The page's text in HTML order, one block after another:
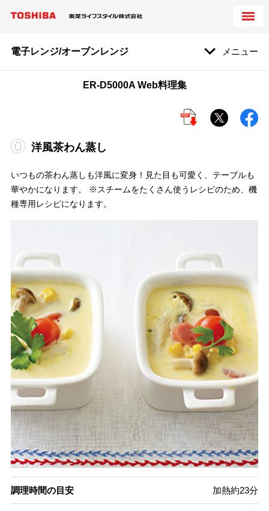
電子レンジ/オーブンレンジ メニュー
ER-D5000A Web料理集
洋風茶わん蒸し
いつもの茶わん蒸しも洋風に変身！見た目も可愛く、テーブルも
華やかになります。 ※スチームをたくさん使うレシピのため、機
種専用レシピになります。
調理時間の目安 加熱約23分